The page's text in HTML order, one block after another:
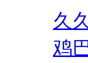
久
鸡